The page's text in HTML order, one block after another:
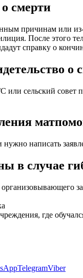
смерти
причинам или
После этого
справку о
о
или сельский
написать
в случае
организовывающего
где
TelegramViber